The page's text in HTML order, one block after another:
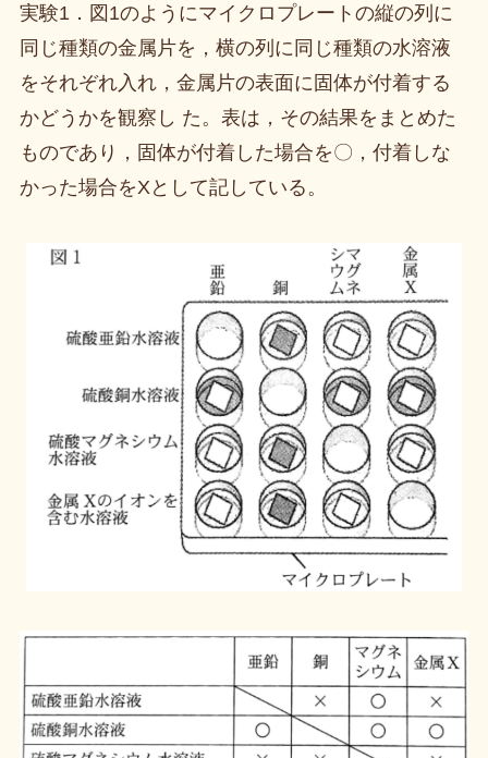
実験1．図1のようにマイクロプレートの縦の列に
同じ種類の金属片を，横の列に同じ種類の水溶液
をそれぞれ入れ，金属片の表面に固体が付着する
かどうかを観察し た。表は，その結果をまとめた
ものであり，固体が付着した場合を〇，付着しな
かった場合をXとして記している。